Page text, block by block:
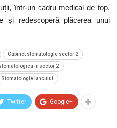
într-un cadru medical de top.
și redescoperă plăcerea unui
Cabinet stomatologic sector 2
in sector 2
Stomatologie Iancului
Twitter Google+